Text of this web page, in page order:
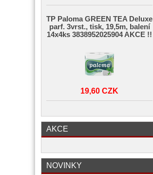
TP Paloma GREEN TEA Deluxe
parf. 3vrst., tisk, 19,5m, balení
14x4ks 3838952025904 AKCE !!
19,60 CZK
AKCE
NOVINKY